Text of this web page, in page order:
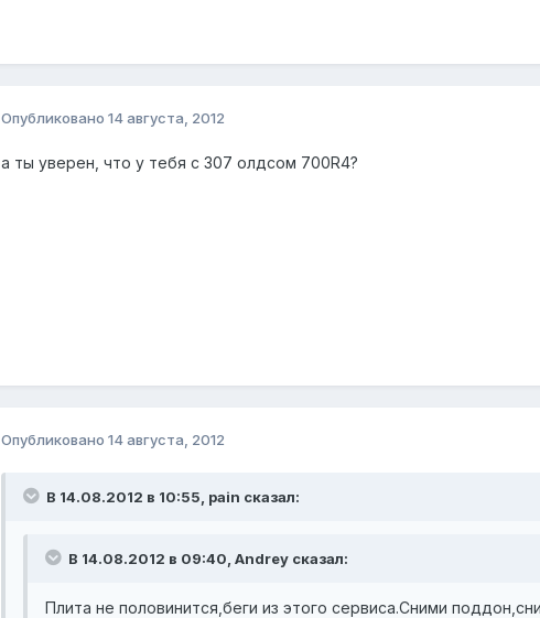
Опубликовано 14 августа, 2012
а ты уверен, что у тебя с 307 олдсом 700R4?
Опубликовано 14 августа, 2012
В 14.08.2012 в 10:55, pain сказал:
В 14.08.2012 в 09:40, Andrey сказал:
Плита не половинится,беги из этого сервиса.Сними